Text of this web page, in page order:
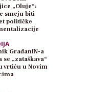
„Oluje“:
smeju biti
političke
GrađanIN-a
„zataškava“
vrtiću u Novim